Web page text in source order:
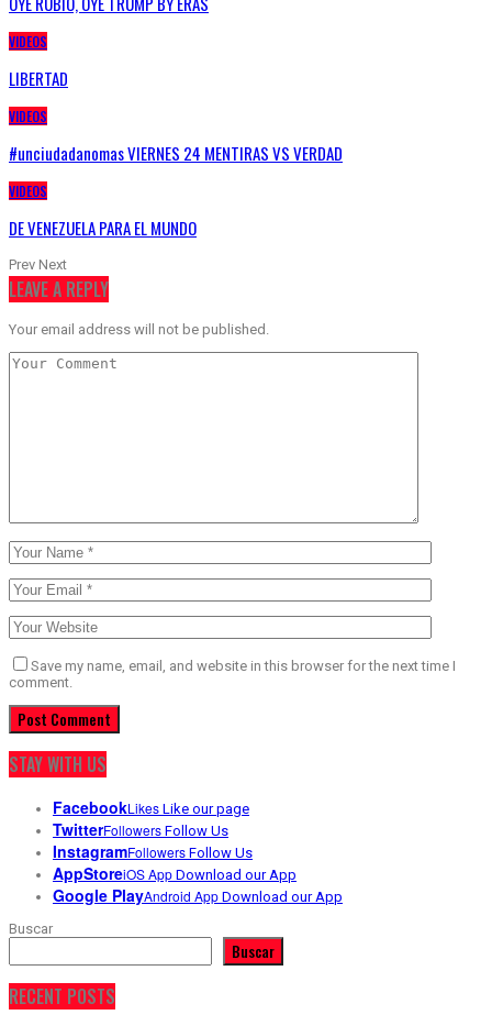
VIDEOS
LIBERTAD
VIDEOS
#unciudadanomas VIERNES 24 MENTIRAS VS VERDAD
VIDEOS
DE VENEZUELA PARA EL MUNDO
Prev Next
LEAVE A REPLY
Your email address will not be published.
Save my name, email, and website in this browser for the next time I
comment.
STAY WITH US
FacebookLikes Like our page
TwitterFollowers Follow Us
InstagramFollowers Follow Us
AppStoreiOS App Download our App
Google PlayAndroid App Download our App
Buscar
Buscar
RECENT POSTS